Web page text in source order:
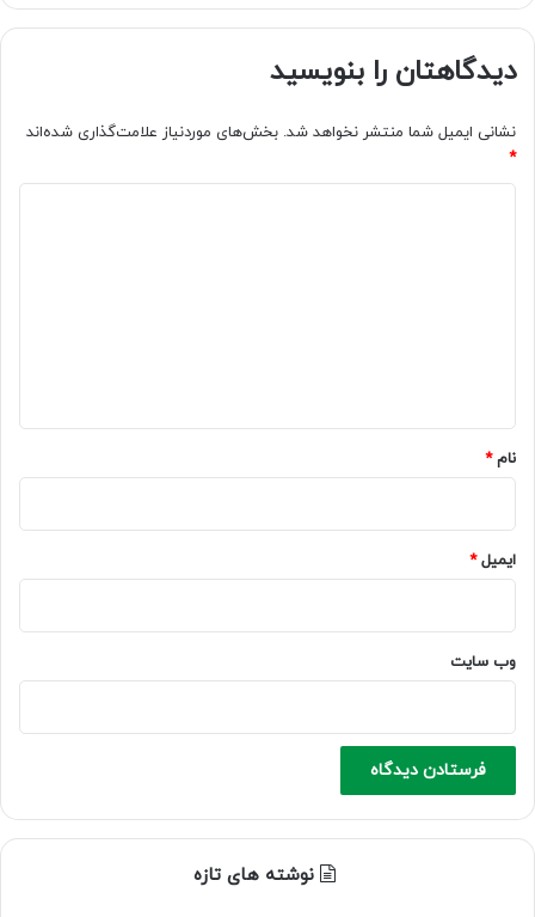
دیدگاهتان را بنویسید
نشانی ایمیل شما منتشر نخواهد شد. بخش‌های موردنیاز علامت‌گذاری شده‌اند
*
نام*
ایمیل*
وب‌ سایت
نوشته های تازه